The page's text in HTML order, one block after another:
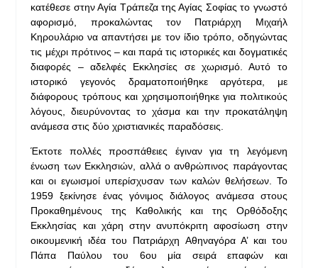
κατέθεσε στην Αγία Τράπεζα της Αγίας Σοφίας το γνωστό
αφορισμό, προκαλώντας τον Πατριάρχη Μιχαήλ
Κηρουλάριο να απαντήσει με τον ίδιο τρόπο, οδηγώντας
τις μέχρι πρότινος – και παρά τις ιστορικές και δογματικές
διαφορές – αδελφές Εκκλησίες σε χωρισμό. Αυτό το
ιστορικό γεγονός δραματοποιήθηκε αργότερα, με
διάφορους τρόπους και χρησιμοποιήθηκε για πολιτικούς
λόγους, διευρύνοντας το χάσμα και την προκατάληψη
ανάμεσα στις δύο χριστιανικές παραδόσεις.
Έκτοτε πολλές προσπάθειες έγιναν για τη λεγόμενη
ένωση των Εκκλησιών, αλλά ο ανθρώπινος παράγοντας
και οι εγωισμοί υπερίσχυσαν των καλών θελήσεων. Το
1959 ξεκίνησε ένας γόνιμος διάλογος ανάμεσα στους
Προκαθημένους της Καθολικής και της Ορθόδοξης
Εκκλησίας και χάρη στην ανυπόκριτη αφοσίωση στην
οικουμενική ιδέα του Πατριάρχη Αθηναγόρα Α’ και του
Πάπα Παύλου του 6ου μία σειρά επαφών και